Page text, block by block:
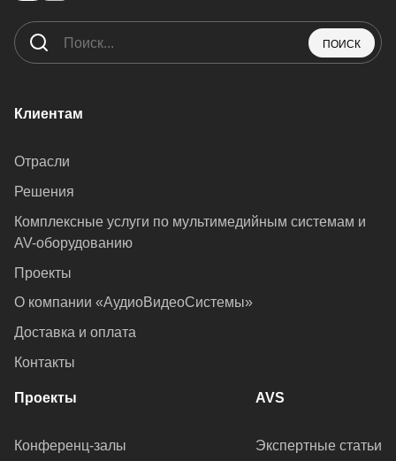
ПОИСК
Клиентам
Отрасли
Решения
Комплексные услуги по мультимедийным системам и
AV-оборудованию
Проекты
О компании «АудиоВидеоСистемы»
Доставка и оплата
Контакты
Проекты
Конференц-залы
AVS
Экспертные статьи